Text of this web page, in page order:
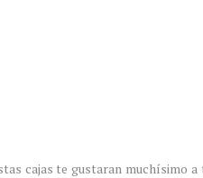
cajas te gustaran muchísimo